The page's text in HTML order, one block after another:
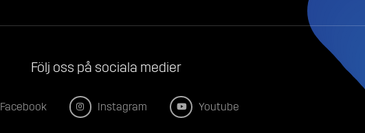
Följ oss på sociala medier
Facebook Instagram Youtube